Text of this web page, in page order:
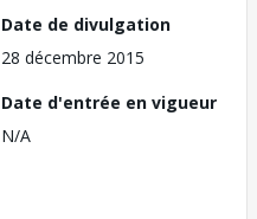
Date de divulgation
28 décembre 2015
Date d'entrée en vigueur
N/A